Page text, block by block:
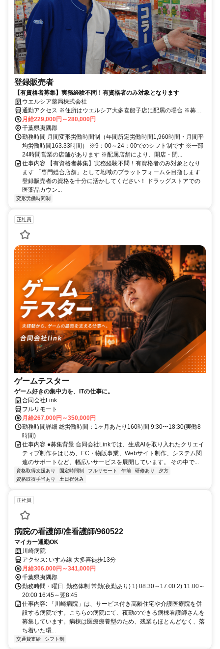
登録販売者
【有資格者募集】実務経験不問！有資格者のみ対象となります
ウエルシア薬局株式会社
通勤アクセス ※住所はウエルシア大多喜船子店に配属の場合 ※募集
店舗の配属を保証したものではございませんので予めご了承ください
※配属店舗は上記店舗以外の可能性がございます ※原則、自宅から
50km圏内、通勤片道90分圏内の いずれかの店舗への配属・転勤とな
ります(エリア職) ※勤務店舗の指定は出来かねます ■ご希望に応じて
下記勤務区分から選択 も可能です ※社宅制度・赴任手当制度あり ＜
リージョナル職＞ 異動の範囲は本拠地とその隣接県または直線距離
で概ね100km以内 ＜ナショナル職＞ 全国の店舗への異動あり ※社宅
制度・赴任手当制度あり
月給229,000円～280,000円
千葉県夷隅郡
勤務時間 月間変形労働時間制（年間所定労働時間1,960時間・月間平
均労働時間163.33時間） ※9：00～24：00でのシフト制です ※一部
24時間営業の店舗があります ※配属店舗により、開店・閉...
仕事内容 【有資格者募集】実務経験不問！有資格者のみ対象となり
ます 「専門総合店舗」として地域のプラットフォームを目指します
登録販売者の資格を十分に活かしてください！ ドラッグストアでの
医薬品カウン...
変形労働時間制
正社員
ゲームテスター
ゲーム好きの集中力を、ITの仕事に。
合同会社Link
フルリモート
月給267,000円～350,000円
勤務時間詳細 総労働時間：1ヶ月あたり160時間 9:30〜18:30(実働8
時間)
仕事内容 ●募集背景 合同会社Linkでは、生成AIを取り入れたクリエイ
ティブ制作をはじめ、EC・物販事業、Webサイト制作、システム関
連のサポートなど、幅広いサービスを展開しています。 その中で...
資格取得支援あり 固定時間制 フルリモート 午前 研修あり
夕方
資格取得手当あり
土日祝休み
正社員
病院の看護師/准看護師/960522
マイカー通勤OK
川崎病院
アクセス: いすみ線 大多喜徒歩13分
月給306,000円～341,000円
千葉県夷隅郡
勤務時間・曜日: 勤務体制 常勤(夜勤あり) 1) 08:30～17:00 2) 11:00～
20:00 16:45～翌8:45
仕事内容: 「川崎病院」は、サービス付き高齢住宅や介護医療院を併
設する病院です。こちらの病院にて、夜勤のできる病棟看護師さんを
募集しています。病棟は医療療養型のため、残業もほとんどなく、落
ち着いた環...
交通費支給 シフト制